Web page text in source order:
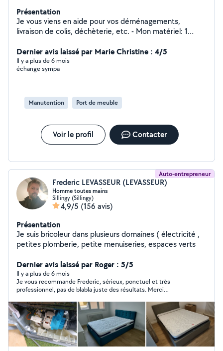
Présentation
Je vous viens en aide pour vos déménagements,
livraison de colis, déchèterie, etc. - Mon matériel: 1
portage (pianos, gros canapés, électroménagers...), des
couvertures et des outils si besoin. - Je peux être
accompagné par une personne, particulièrement forte
Horaires souples (soir, week-end possible)
Dernier avis laissé par Marie Christine : 4/5
Il y a plus de 6 mois
échange sympa
Manutention Port de meuble
Voir le profil Contacter
Auto-entrepreneur
Frederic LEVASSEUR (LEVASSEUR)
Homme toutes mains
Sillingy (Sillingy)
4,9/5 (156 avis)
Présentation
Je suis bricoleur dans plusieurs domaines ( électricité ,
petites plomberie, petite menuiseries, espaces verts
Dernier avis laissé par Roger : 5/5
Il y a plus de 6 mois
Je vous recommande Frederic, sérieux, ponctuel et très
professionnel, pas de blabla juste des résultats. Merci